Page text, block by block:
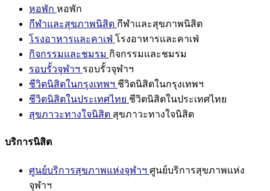
หอพัก หอพัก
กีฬาและสุขภาพนิสิต กีฬาและสุขภาพนิสิต
โรงอาหารและคาเฟ่ โรงอาหารและคาเฟ่
กิจกรรมและชมรม กิจกรรมและชมรม
รอบรั้วจุฬาฯ รอบรั้วจุฬาฯ
ชีวิตนิสิตในกรุงเทพฯ ชีวิตนิสิตในกรุงเทพฯ
ชีวิตนิสิตในประเทศไทย ชีวิตนิสิตในประเทศไทย
สุขภาวะทางใจนิสิต สุขภาวะทางใจนิสิต
บริการนิสิต
ศูนย์บริการสุขภาพแห่งจุฬาฯ ศูนย์บริการสุขภาพแห่ง
จุฬาฯ